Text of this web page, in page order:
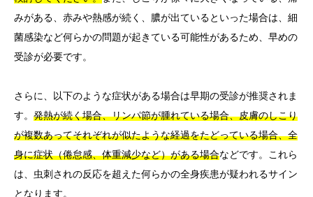
みがある、赤みや熱感が続く、膿が出ているといった場合は、細
菌感染など何らかの問題が起きている可能性があるため、早めの
受診が必要です。
さらに、以下のような症状がある場合は早期の受診が推奨されま
す。 発熱が続く場合、リンパ節が腫れている場合、皮膚のしこり
が複数あってそれぞれが似たような経過をたどっている場合、全
身に症状（倦怠感、体重減少など）がある場合などです。これら
は、虫刺されの反応を超えた何らかの全身疾患が疑われるサイン
となります。